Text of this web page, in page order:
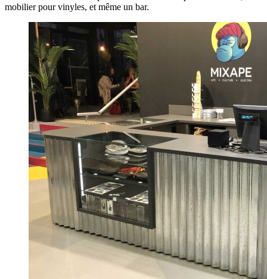
mobilier pour vinyles, et même un bar.